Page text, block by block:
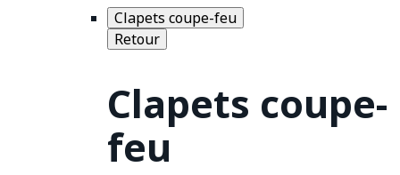
Clapets coupe-feu
Retour
Clapets coupe-
feu